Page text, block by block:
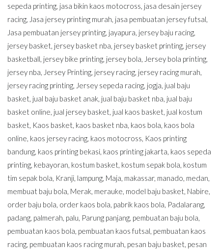
sepeda printing, jasa bikin kaos motocross, jasa desain jersey
racing, Jasa jersey printing murah, jasa pembuatan jersey futsal,
Jasa pembuatan jersey printing, jayapura, jersey baju racing,
jersey basket, jersey basket nba, jersey basket printing, jersey
basketball, jersey bike printing, jersey bola, Jersey bola printing,
jersey nba, Jersey Printing, jersey racing, jersey racing murah,
jersey racing printing, Jersey sepeda racing, jogja, jual baju
basket, jual baju basket anak, jual baju basket nba, jual baju
basket online, jual jersey basket, jual kaos basket, jual kostum
basket, Kaos basket, kaos basket nba, kaos bola, kaos bola
online, kaos jersey racing, kaos motocross, Kaos printing
bandung, kaos printing bekasi, kaos printing jakarta, kaos sepeda
printing, kebayoran, kostum basket, kostum sepak bola, kostum
tim sepak bola, Kranji, lampung, Maja, makassar, manado, medan,
membuat baju bola, Merak, merauke, model baju basket, Nabire,
order baju bola, order kaos bola, pabrik kaos bola, Padalarang,
padang, palmerah, palu, Parung panjang, pembuatan baju bola,
pembuatan kaos bola, pembuatan kaos futsal, pembuatan kaos
racing, pembuatan kaos racing murah, pesan baju basket, pesan